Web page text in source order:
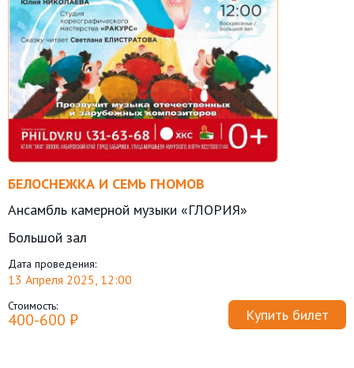
БЕЛОСНЕЖКА И СЕМЬ ГНОМОВ
Ансамбль камерной музыки «ГЛОРИЯ»
Большой зал
Дата проведения:
13 Апреля 2025, 12:00
Стоимость:
400-600 ₽ Купить билет